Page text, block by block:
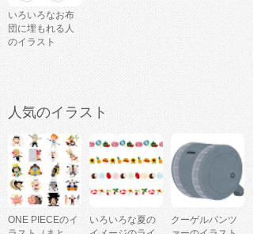
いろいろなお布
団に埋もれる人
のイラスト
人気のイラスト
ONE PIECEのイ
いろいろな夏の
クーゲルパンツ